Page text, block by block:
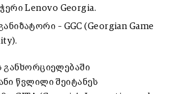
Lenovo Georgia.
– GGC (Georgian Game
განხორციელებაში
წვლილი შეიტანეს